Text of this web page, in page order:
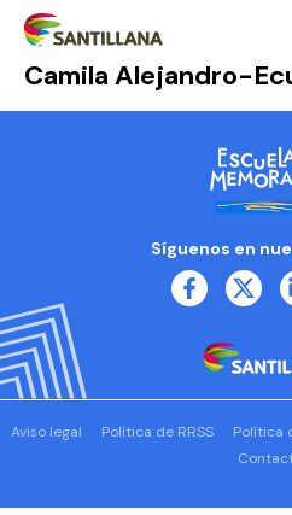
Camila Alejandro-
Síguenos en
Aviso legal Política de RRSS Política